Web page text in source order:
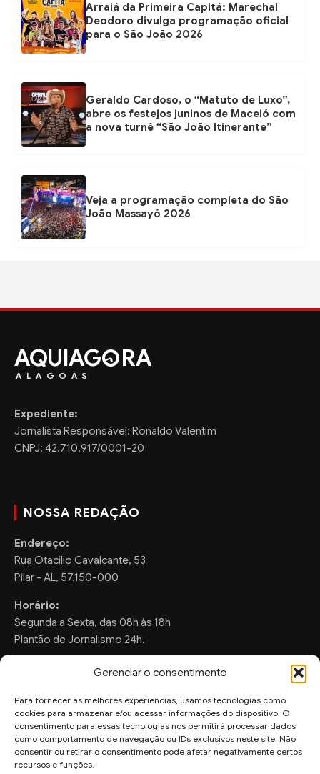
Gerenciar o consentimento
Para fornecer as melhores experiências, usamos tecnologias como
cookies para armazenar e/ou acessar informações do dispositivo. O
consentimento para essas tecnologias nos permitirá processar dados
como comportamento de navegação ou IDs exclusivos neste site. Não
consentir ou retirar o consentimento pode afetar negativamente certos
recursos e funções.
Arraiá da Primeira Capitá: Marechal
Deodoro divulga programação oficial
para o São João 2026
Geraldo Cardoso, o “Matuto de Luxo”,
abre os festejos juninos de Maceió com
a nova turnê “São João Itinerante”
Veja a programação completa do São
João Massayó 2026
AQUIAG RA
ALAGOAS
Expediente:
Jornalista Responsável: Ronaldo Valentim
CNPJ: 42.710.917/0001-20
NOSSA REDAÇÃO
Endereço:
Rua Otacilio Cavalcante, 53
Pilar - AL, 57.150-000
Horário:
Segunda a Sexta, das 08h às 18h
Plantão de Jornalismo 24h.
FALE CONOSCO
Sugestões de Pauta:
ronaldo.valentim150@gmail.com